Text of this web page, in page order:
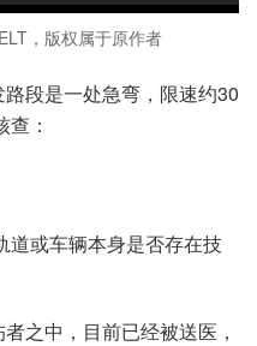
，版权属于原作者
段是一处急弯，限速约30
：
道或车辆本身是否存在技
之中，目前已经被送医，